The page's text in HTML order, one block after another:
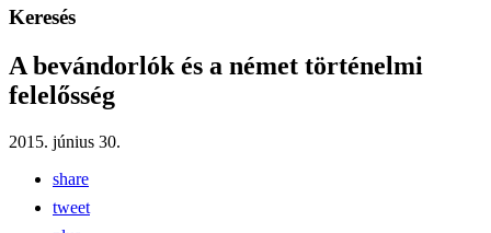
Keresés
A bevándorlók és a német történelmi
felelősség
2015. június 30.
share
tweet